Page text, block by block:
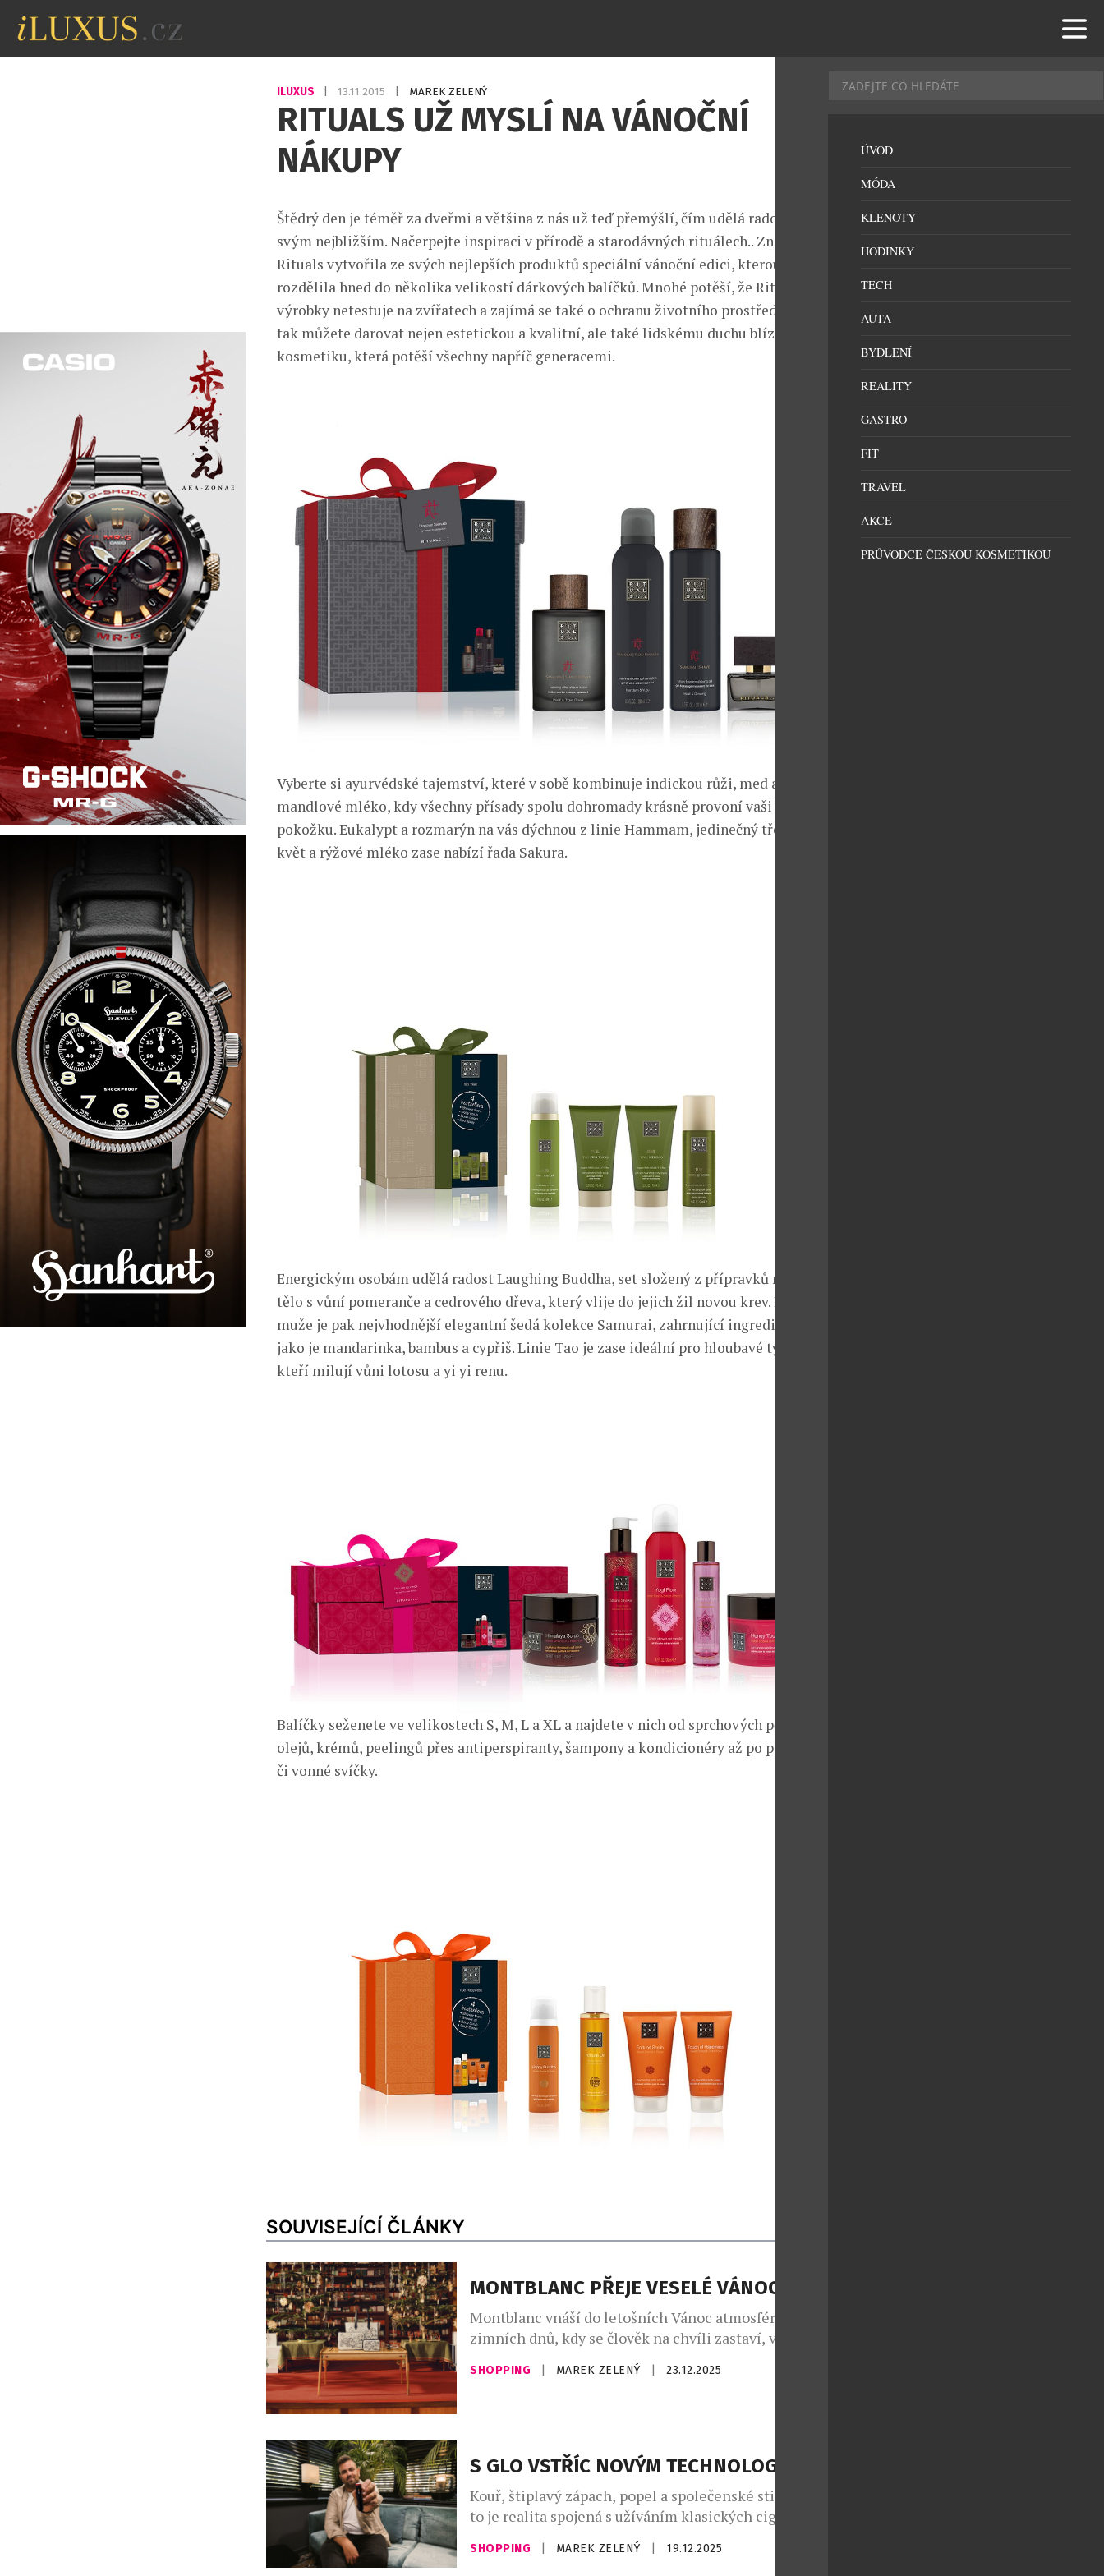
ILUXUS 13.11.2015 MAREK ZELENÝ
RITUALS UŽ MYSLÍ NA VÁNOČNÍ
NÁKUPY
Štědrý den je téměř za dveřmi a většina z nás už teď přemýšlí, čím udělá radost
svým nejbližším. Načerpejte inspiraci v přírodě a starodávných rituálech.. Značka
Rituals vytvořila ze svých nejlepších produktů speciální vánoční edici, kterou
rozdělila hned do několika velikostí dárkových balíčků. Mnohé potěší, že Rituals své
výrobky netestuje na zvířatech a zajímá se také o ochranu životního prostředí. Vy
tak můžete darovat nejen estetickou a kvalitní, ale také lidskému duchu blízkou
kosmetiku, která potěší všechny napříč generacemi.
Vyberte si ayurvédské tajemství, které v sobě kombinuje indickou růži, med a
mandlové mléko, kdy všechny přísady spolu dohromady krásně provoní vaši
pokožku. Eukalypt a rozmarýn na vás dýchnou z linie Hammam, jedinečný třešnový
květ a rýžové mléko zase nabízí řada Sakura.
Energickým osobám udělá radost Laughing Buddha, set složený z přípravků na celé
tělo s vůní pomeranče a cedrového dřeva, který vlije do jejich žil novou krev. Pro
muže je pak nejvhodnější elegantní šedá kolekce Samurai, zahrnující ingredience
jako je mandarinka, bambus a cypřiš. Linie Tao je zase ideální pro hloubavé typy,
kteří milují vůni lotosu a yi yi renu.
Balíčky seženete ve velikostech S, M, L a XL a najdete v nich od sprchových pěn,
olejů, krémů, peelingů přes antiperspiranty, šampony a kondicionéry až po parfémy
či vonné svíčky.
SOUVISEJÍCÍ ČLÁNKY
MONTBLANC PŘEJE VESELÉ VÁNOCE
Montblanc vnáší do letošních Vánoc atmosféru
zimních dnů, kdy se člověk na chvíli zastaví, vezme
do ruky pero a nechá myšlenky plynout po papíru.
Ruční psaní je jedním z nejkrásnějších způsobů, jak
SHOPPING MAREK ZELENÝ 23.12.2025
S GLO VSTŘÍC NOVÝM TECHNOLOGIÍM
Kouř, štiplavý zápach, popel a společenské stigma –
to je realita spojená s užíváním klasických cigaret,
tak jak ji známe po staletí. Není proto divu, že i v
této oblasti hledá moderní věda vhodnější
SHOPPING MAREK ZELENÝ 19.12.2025
ÚVOD
MÓDA
KLENOTY
HODINKY
TECH
AUTA
BYDLENÍ
REALITY
GASTRO
FIT
TRAVEL
AKCE
PRŮVODCE ČESKOU KOSMETIKOU